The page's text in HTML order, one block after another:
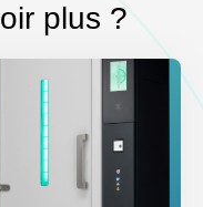
plus ?